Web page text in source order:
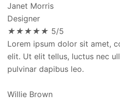
Janet Morris
Designer
★★★★★ 5/5
Lorem ipsum dolor sit amet,
elit. Ut elit tellus, luctus nec
pulvinar dapibus leo.
Willie Brown